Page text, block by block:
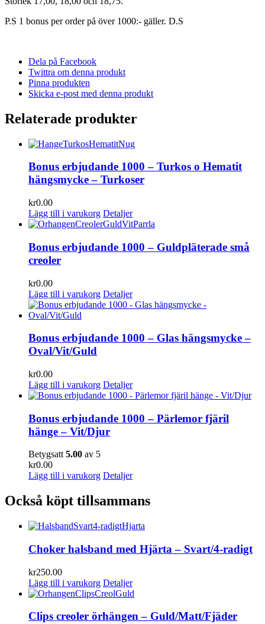
P.S 1 bonus per order på över 1000:- gäller. D.S
Dela på Facebook
Twittra om denna produkt
Pinna produkten
Skicka e-post med denna produkt
Relaterade produkter
Bonus erbjudande 1000 – Turkos o Hematit
hängsmycke – Turkoser
kr0.00
Lägg till i varukorg Detaljer
Bonus erbjudande 1000 – Guldpläterade små
creoler
kr0.00
Lägg till i varukorg Detaljer
Bonus erbjudande 1000 – Glas hängsmycke –
Oval/Vit/Guld
kr0.00
Lägg till i varukorg Detaljer
Bonus erbjudande 1000 – Pärlemor fjäril
hänge – Vit/Djur
Betygsatt5.00 av 5
kr0.00
Lägg till i varukorg Detaljer
Också köpt tillsammans
Choker halsband med Hjärta – Svart/4-radigt
kr250.00
Lägg till i varukorg Detaljer
Clips creoler örhängen – Guld/Matt/Fjäder